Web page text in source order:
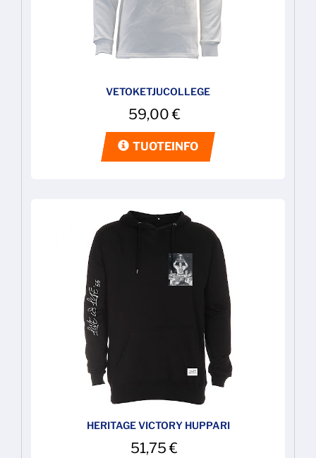
VETOKETJUCOLLEGE
59,00€
TUOTEINFO
HERITAGE VICTORY HUPPARI
51,75€